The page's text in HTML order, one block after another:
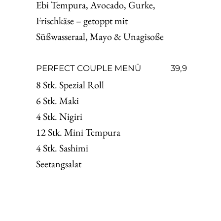
Ebi Tempura, Avocado, Gurke,
Frischkäse – getoppt mit
Süßwasseraal, Mayo & Unagisoße
PERFECT COUPLE MENÜ
8 Stk. Spezial Roll
6 Stk. Maki
4 Stk. Nigiri
12 Stk. Mini Tempura
4 Stk. Sashimi
Seetangsalat
39,9